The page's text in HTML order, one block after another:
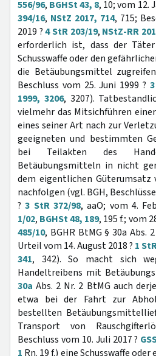
556/96, BGHSt 43, 8, 10; vom 12.
394/16, NStZ 2017, 714, 715;
2019 ?4 StR 203/19, NStZ-RR
erforderlich ist, dass der
Schusswaffe oder den
die Betäubungsmittel
Beschluss vom 25. Juni 1999 ?
1999, 3206, 3207).
vielmehr das Mitsichführen
eines seiner Art nach zur
geeigneten und bestimmten
bei Teilakten des
Betäubungsmitteln in nicht
dem eigentlichen Güterumsatz
nachfolgen (vgl. BGH,
?3 StR 372/98, aaO; vom 4.
1/02, BGHSt 48, 189, 195 f.; vom
485/10, BGHR BtMG § 30a Abs.
Urteil vom 14. August 2018 ? 1
341, 342). So macht sich
Handeltreibens mit
30a Abs. 2 Nr. 2 BtMG auch
etwa bei der Fahrt zur
bestellten
Transport von
Beschluss vom 10. Juli 2017 ?
1 Rn. 19 f.) eine Schusswaffe